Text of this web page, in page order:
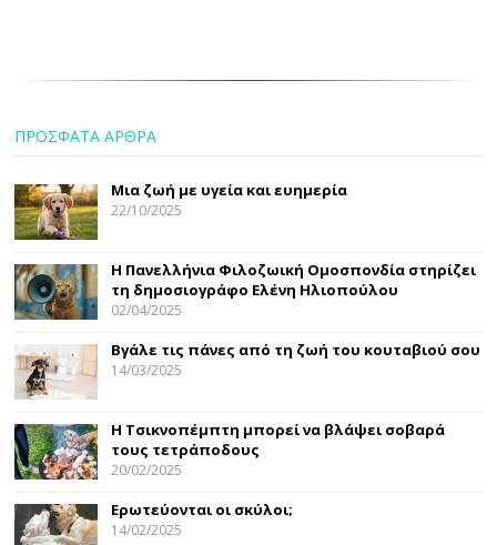
ΠΡΟΣΦΑΤΑ ΑΡΘΡΑ
Μια ζωή με υγεία και ευημερία
22/10/2025
Η Πανελλήνια Φιλοζωική Ομοσπονδία στηρίζει
τη δημοσιογράφο Ελένη Ηλιοπούλου
02/04/2025
Βγάλε τις πάνες από τη ζωή του κουταβιού σου
14/03/2025
Η Τσικνοπέμπτη μπορεί να βλάψει σοβαρά
τους τετράποδους
20/02/2025
Ερωτεύονται οι σκύλοι;
14/02/2025